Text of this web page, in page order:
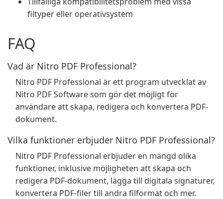
filtyper eller operativsystem
FAQ
Vad är Nitro PDF Professional?
Nitro PDF Professional är ett program utvecklat av
Nitro PDF Software som gör det möjligt för
användare att skapa, redigera och konvertera PDF-
dokument.
Vilka funktioner erbjuder Nitro PDF Professional?
Nitro PDF Professional erbjuder en mängd olika
funktioner, inklusive möjligheten att skapa och
redigera PDF-dokument, lägga till digitala signaturer,
konvertera PDF-filer till andra filformat och mer.